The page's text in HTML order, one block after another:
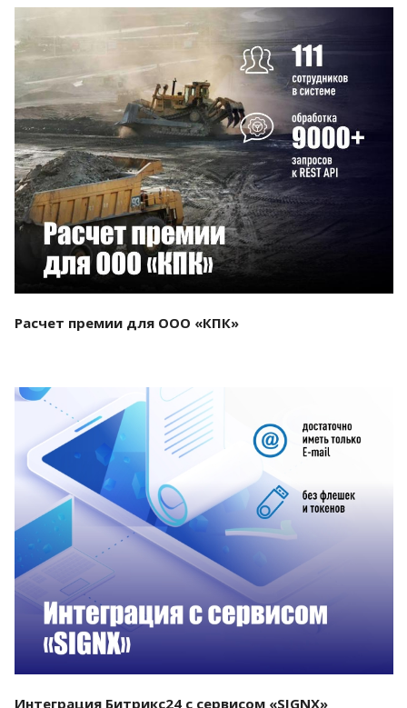
Смотреть проект
Расчет премии для ООО «КПК»
Смотреть проект
Интеграция Битрикс24 с сервисом «SIGNX»